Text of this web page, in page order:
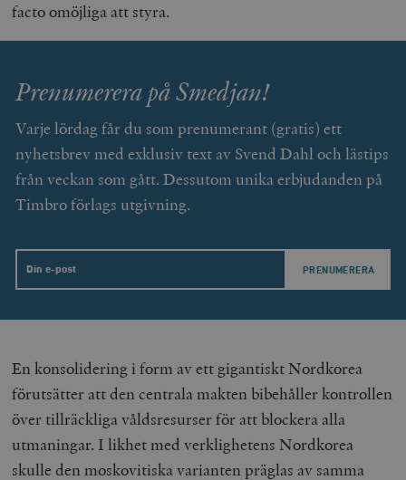
facto omöjliga att styra.
Prenumerera på Smedjan!
Varje lördag får du som prenumerant (gratis) ett
nyhetsbrev med exklusiv text av Svend Dahl och lästips
från veckan som gått. Dessutom unika erbjudanden på
Timbro förlags utgivning.
Email
En konsolidering i form av ett gigantiskt Nordkorea
förutsätter att den centrala makten bibehåller kontrollen
över tillräckliga våldsresurser för att blockera alla
utmaningar. I likhet med verklighetens Nordkorea
skulle den moskovitiska varianten präglas av samma
Marknadsföring
och kontohantering. Webbplatsen kan inte användas
ordentligt utan strikt nödvändiga cookies.
Namn
Leverantör
Inc.
.timbro.se
Inc.